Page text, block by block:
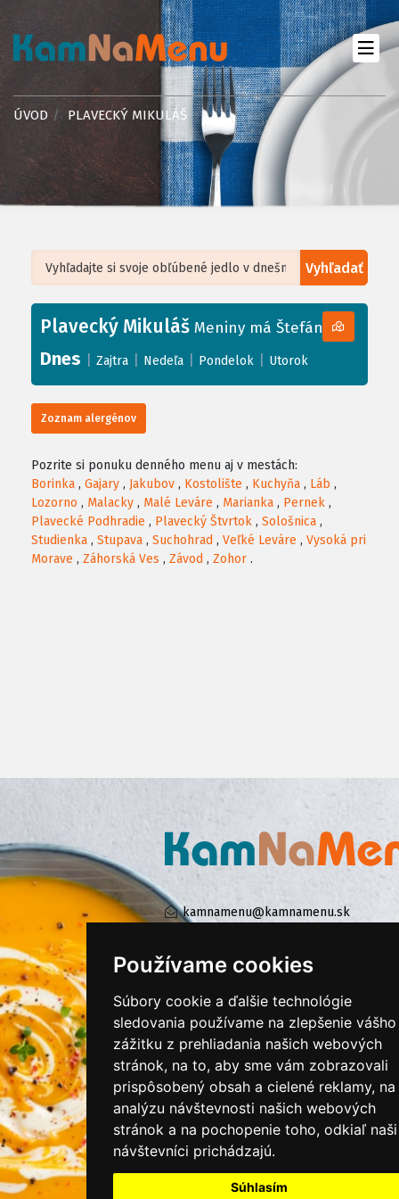
Používame cookies
Súbory cookie a ďalšie technológie
sledovania používame na zlepšenie vášho
zážitku z prehliadania našich webových
stránok, na to, aby sme vám zobrazovali
prispôsobený obsah a cielené reklamy, na
analýzu návštevnosti našich webových
stránok a na pochopenie toho, odkiaľ naši
návštevníci prichádzajú.
Súhlasím
ÚVOD PLAVECKÝ MIKULÁŠ
Vyhľadať
+
−
Leaflet| ©OpenStreetMap, Tiles courtesy ofHumanitarian OpenStreetMap
Plavecký Mikuláš Meniny má Štefánia
Dnes Zajtra Nedeľa Pondelok Utorok
Zoznam alergénov
Pozrite si ponuku denného menu aj v mestách:
Borinka , Gajary , Jakubov , Kostolište , Kuchyňa , Láb ,
Lozorno , Malacky , Malé Leváre , Marianka , Pernek ,
Plavecké Podhradie , Plavecký Štvrtok , Sološnica ,
Studienka , Stupava , Suchohrad , Veľké Leváre , Vysoká pri
Morave , Záhorská Ves , Závod , Zohor .
kamnamenu@kamnamenu.sk
KONTAKTUJTE NÁS
PRIHLÁSIŤ SA DO ZÁKAZNÍCKEJ ZÓNY
Všeobecné obchodné podmienky
Ochrana osobných údajov
Cookies